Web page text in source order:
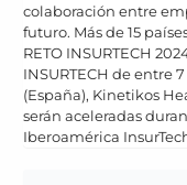
colaboración entre
futuro. Más de 15
RETO INSURTECH
INSURTECH de entre
(España), Kinetikos
serán aceleradas
Iberoamérica